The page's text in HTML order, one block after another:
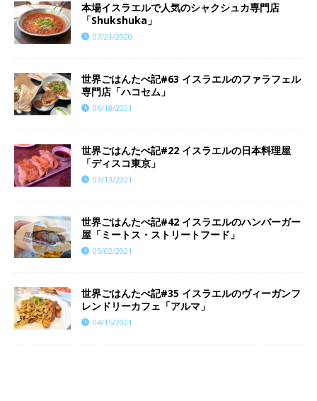
本場イスラエルで人気のシャクシュカ専門店
「Shukshuka」
07/21/2020
世界ごはんたべ記#63 イスラエルのファラフェル
専門店「ハコセム」
06/18/2021
世界ごはんたべ記#22 イスラエルの日本料理屋
「ディスコ東京」
03/13/2021
世界ごはんたべ記#42 イスラエルのハンバーガー
屋「ミートス・ストリートフード」
05/02/2021
世界ごはんたべ記#35 イスラエルのヴィーガンフ
レンドリーカフェ「アルマ」
04/15/2021